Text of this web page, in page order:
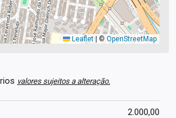
Leaflet |©OpenStreetMap
valores sujeitos a alteração.
2.000,00